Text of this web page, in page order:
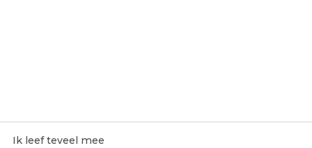
Ik leef teveel mee